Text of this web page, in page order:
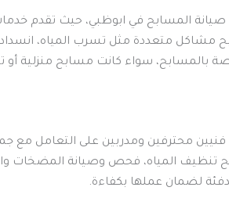
المسابح في ابوظبي، حيث تقدم
متعددة مثل تسرب المياه، انسداد
بالمسابح، سواء كانت مسابح منزلية أو
محترفين ومدربين على التعامل مع
المياه، فحص وصيانة المضخات
لضمان عملها بكفاءة.